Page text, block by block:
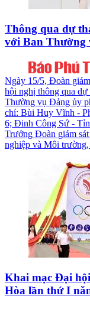
Thông qua dự
với Ban Thường
Ngày 15/5, Đoàn
hội nghị thông qua dự
Thường vụ Đảng ủy
chí: Bùi Huy Vĩnh -
6; Đinh Công Sứ -
Trưởng Đoàn giám
nghiệp và Môi
Khai mạc Đại
Hòa lần thứ I